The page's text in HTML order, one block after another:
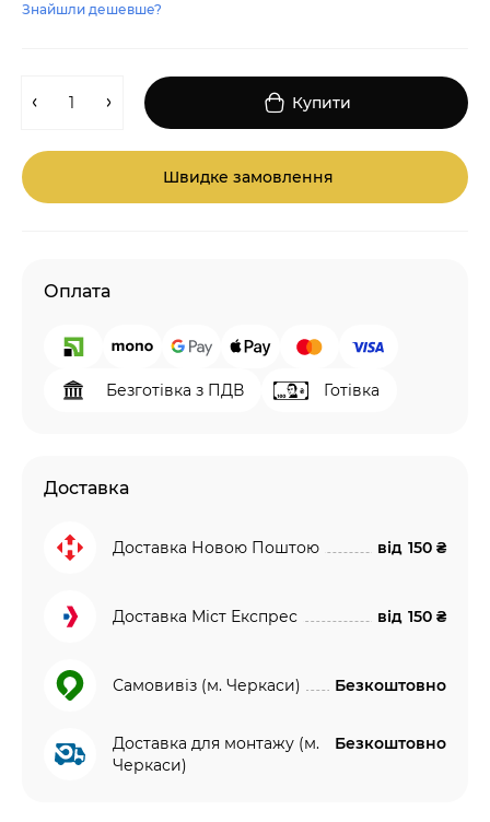
Знайшли дешевше?
Купити
Швидке замовлення
Оплата
Безготівка з ПДВ Готівка
Доставка
Доставка Новою Поштою від 150 ₴
Доставка Міст Експрес від 150 ₴
Самовивіз (м. Черкаси) Безкоштовно
Доставка для монтажу (м.
Черкаси)
Безкоштовно